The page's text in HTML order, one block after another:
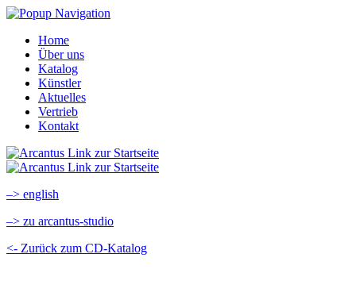
Home
Über uns
Katalog
Künstler
Aktuelles
Vertrieb
Kontakt
–> english
–> zu arcantus-studio
<- Zurück zum CD-Katalog